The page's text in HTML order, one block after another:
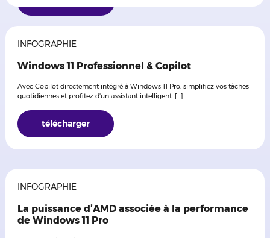
INFOGRAPHIE
Windows 11 Professionnel & Copilot
Avec Copilot directement intégré à Windows 11 Pro, simplifiez vos tâches
quotidiennes et profitez d'un assistant intelligent. [...]
télécharger
INFOGRAPHIE
La puissance d’AMD associée à la performance
de Windows 11 Pro